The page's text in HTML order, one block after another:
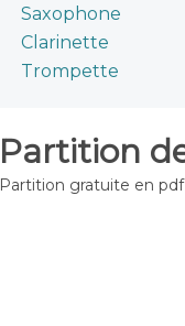
Saxophone
Clarinette
Trompette
Partition
Partition gratuite en pdf